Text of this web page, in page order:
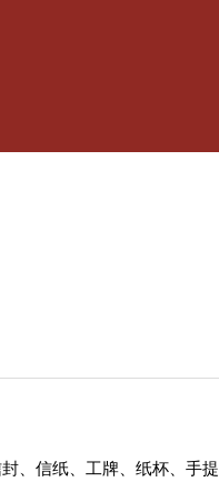
信纸、工牌、纸杯、手